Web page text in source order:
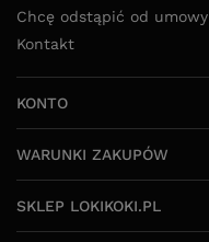
Chcę odstąpić od umowy
Kontakt
KONTO
WARUNKI ZAKUPÓW
SKLEP LOKIKOKI.PL